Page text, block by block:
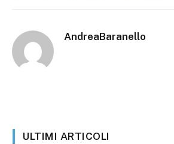
AndreaBaranello
ULTIMI ARTICOLI